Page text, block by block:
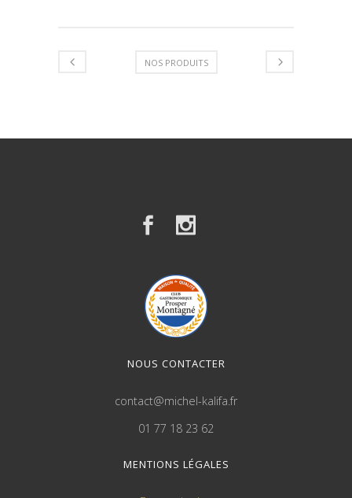
NOS PRODUITS
NOUS CONTACTER
contact@michel-kalifa.fr
01 77 18 23 62
MENTIONS LÉGALES